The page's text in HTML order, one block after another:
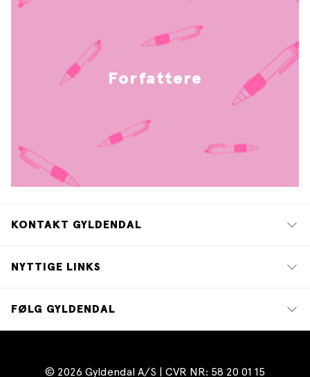
Forfattere
KONTAKT GYLDENDAL
NYTTIGE LINKS
FØLG GYLDENDAL
© 2026 Gyldendal A/S | CVR NR: 58 20 01 15